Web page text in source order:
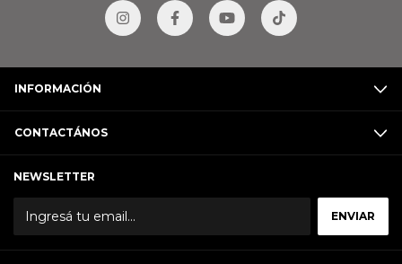
INFORMACIÓN
CONTACTÁNOS
NEWSLETTER